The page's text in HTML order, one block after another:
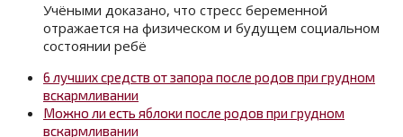
Учёными доказано, что стресс беременной
отражается на физическом и будущем социальном
состоянии ребё
6 лучших средств от запора после родов при грудном
вскармливании
Можно ли есть яблоки после родов при грудном
вскармливании